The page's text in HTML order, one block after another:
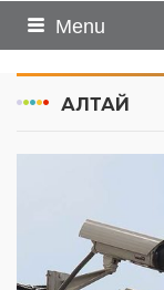
Menu
АЛТАЙ